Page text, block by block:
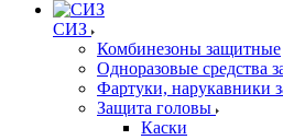
СИЗ
Комбинезоны защитные
Одноразовые средства
Фартуки, нарукавники
Защита головы
Каски